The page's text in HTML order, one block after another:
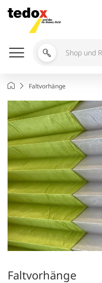
Inhalt
springen
Shop
durchsuchen
StartseiteFaltvorhänge
Faltvorhänge